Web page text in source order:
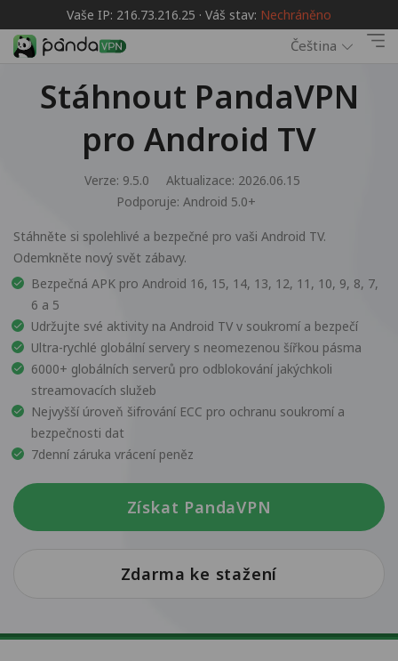
Vaše IP: 216.73.216.25 · Váš stav: Nechráněno
Čeština
Stáhnout PandaVPN
pro Android TV
Verze: 9.5.0
Aktualizace: 2026.06.15
Podporuje: Android 5.0+
Stáhněte si spolehlivé a bezpečné pro vaši Android TV.
Odemkněte nový svět zábavy.
Bezpečná APK pro Android 16, 15, 14, 13, 12, 11, 10, 9, 8, 7,
6 a 5
Udržujte své aktivity na Android TV v soukromí a bezpečí
Ultra-rychlé globální servery s neomezenou šířkou pásma
6000+ globálních serverů pro odblokování jakýchkoli
streamovacích služeb
Nejvyšší úroveň šifrování ECC pro ochranu soukromí a
bezpečnosti dat
7denní záruka vrácení peněz
Získat PandaVPN
Zdarma ke stažení